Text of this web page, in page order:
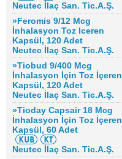
Neutec İlaç San. Tic.A.Ş.
»Feromis 9/12 Mcg
İnhalasyon Toz Iceren
Kapsül, 120 Adet
Neutec İlaç San. Tic.A.Ş.
»Tiobud 9/400 Mcg
İnhalasyon İçin Toz İçeren
Kapsül, 120 Adet
Neutec İlaç San. Tic.A.Ş.
»Tioday Capsair 18 Mcg
İnhalasyon İçin Toz İçeren
Kapsül, 60 Adet
Neutec İlaç San. Tic.A.Ş.